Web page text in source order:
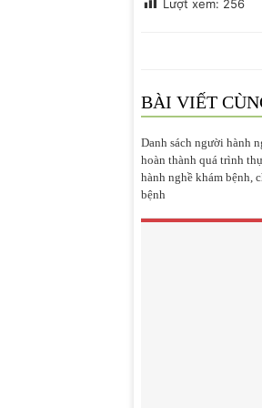
Lượt xem: 256
BÀI VIẾT
Danh sách người hành
hoàn thành quá trình
hành nghề khám bệnh,
bệnh